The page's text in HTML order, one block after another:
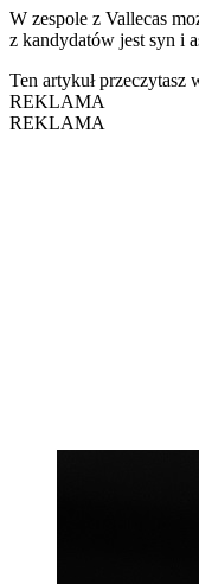
W zespole z Vallecas
z kandydatów jest syn i
Ten artykuł przeczytasz
REKLAMA
REKLAMA